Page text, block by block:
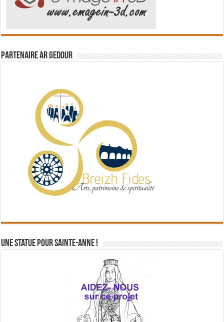
Partenaire Ar Gedour
Une statue pour Sainte-Anne !